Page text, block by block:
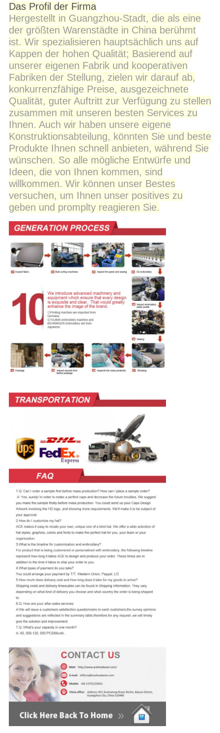
Das Profil der Firma
Hergestellt in Guangzhou-Stadt, die als eine
der größten Warenstädte in China berühmt
ist. Wir spezialisieren hauptsächlich uns auf
Kappen der hohen Qualität; Basierend auf
unserer eigenen Fabrik und kooperativen
Fabriken der Stellung, zielen wir darauf ab,
konkurrenzfähige Preise, ausgezeichnete
Qualität, guter Auftritt zur Verfügung zu stellen
zusammen mit unseren besten Services zu
Ihnen. Auch wir haben unsere eigene
Konstruktionsabteilung, könnten Sie und beste
Produkte Ihnen schnell anbieten, während Sie
wünschen. So alle mögliche Entwürfe und
Ideen, die von Ihnen kommen, sind
willkommen. Wir können unser Bestes
versuchen, um Ihnen unser positives zu
geben und promplty reagieren Sie.